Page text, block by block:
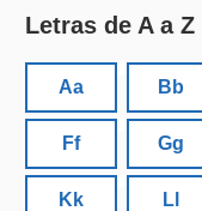
Letras de A a Z
Aa Bb
Ff Gg
Kk Ll